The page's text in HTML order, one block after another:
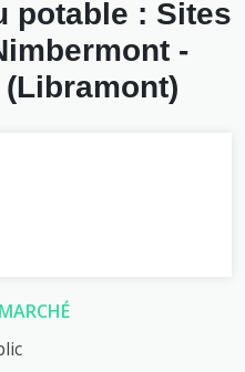
potable : Sites
-